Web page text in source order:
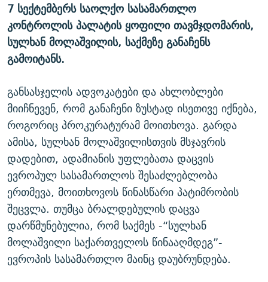
ᲛᲝᲚᲐᲞᲐᲠᲐᲙᲔ ᲢᲔᲥᲡᲢᲔᲑᲘ
ᲨᲘᲜ - ᲣᲪᲮᲝᲔᲗᲨᲘ
ᲚᲘᲢᲔᲠᲐᲢᲣᲠᲣᲚᲘ ᲬᲐᲮᲜᲐᲒᲔᲑᲘ
ᲘᲛᲞᲔᲠᲘᲐ ᲓᲐ ᲠᲐᲓᲘᲝ
ᲩᲔᲛᲘ ᲡᲘᲙᲕᲓᲘᲚᲘᲡ ᲛᲘᲖᲔᲖᲘᲐ COVID-19
11 ᲬᲔᲚᲘ - 11 ᲐᲛᲑᲐᲕᲘ
ᲡᲐᲞᲐᲠᲚᲐᲛᲔᲜᲢᲝ ᲐᲠᲩᲔᲕᲜᲔᲑᲘᲡ ᲘᲡᲢᲝᲠᲘᲐ
5 ᲐᲛᲑᲐᲕᲘ - 20 ᲘᲕᲜᲘᲡᲡ ᲓᲐᲨᲐᲕᲔᲑᲣᲚᲔᲑᲘ
ᲐᲒᲕᲘᲡᲢᲝᲡ ᲝᲛᲘ
ПРИВЕТ ᲙᲣᲚᲢᲣᲠᲐ
ᲒᲐᲛᲝᲘᲬᲔᲠᲔ
რთე/რთ-ის ყველა საიტი
7 სექტემბერს საოლქო სასამართლო
კონტროლის პალატის ყოფილი თავმჯდომარის,
სულხან მოლაშვილის, საქმეზე განაჩენს
გამოიტანს.
განსასჯელის ადვოკატები და ახლობლები
მიიჩნევენ, რომ განაჩენი ზუსტად ისეთივე იქნება,
როგორიც პროკურატურამ მოითხოვა. გარდა
ამისა, სულხან მოლაშვილისთვის მსჯავრის
დადებით, ადამიანის უფლებათა დაცვის
ევროპულ სასამართლოს შესაძლებლობა
ერთმევა, მოითხოვოს წინასწარი პატიმრობის
შეცვლა. თუმცა ბრალდებულის დაცვა
დარწმუნებულია, რომ საქმეს -“სულხან
მოლაშვილი საქართველოს წინააღმდეგ”-
ევროპის სასამართლო მაინც დაუბრუნდება.